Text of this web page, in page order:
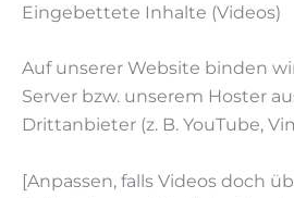
Eingebettete Inhalte (Videos)
Auf unserer Website binden
Server bzw. unserem Hoster
Drittanbieter (z. B. YouTube,
[Anpassen, falls Videos doch